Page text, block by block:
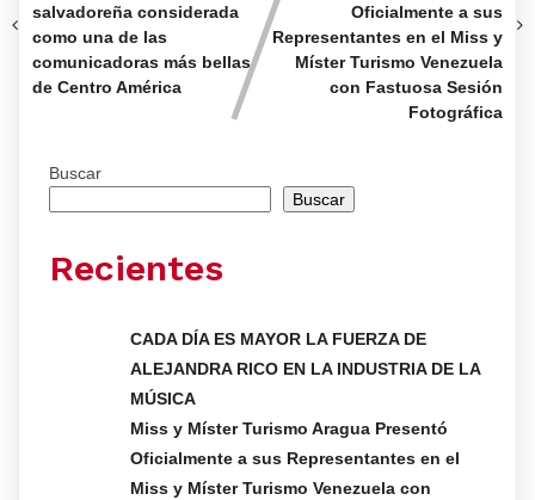
salvadoreña considerada
como una de las
comunicadoras más bellas
de Centro América
Oficialmente a sus
Representantes en el Miss y
Míster Turismo Venezuela
con Fastuosa Sesión
Fotográfica
Buscar
Buscar
Recientes
CADA DÍA ES MAYOR LA FUERZA DE
ALEJANDRA RICO EN LA INDUSTRIA DE LA
MÚSICA
Miss y Míster Turismo Aragua Presentó
Oficialmente a sus Representantes en el
Miss y Míster Turismo Venezuela con